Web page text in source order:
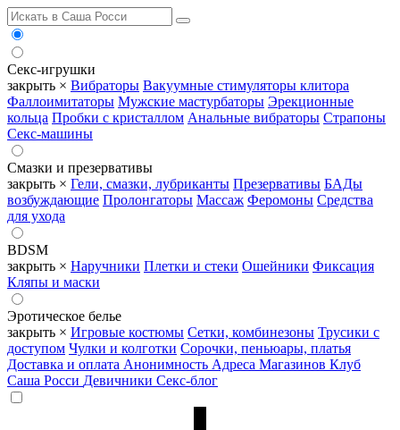
Секс-игрушки
закрыть × Вибраторы Вакуумные стимуляторы клитора
Фаллоимитаторы Мужские мастурбаторы Эрекционные
кольца Пробки с кристаллом Анальные вибраторы Страпоны
Секс-машины
Смазки и презервативы
закрыть × Гели, смазки, лубриканты Презервативы БАДы
возбуждающие Пролонгаторы Массаж Феромоны Средства
для ухода
BDSM
закрыть × Наручники Плетки и стеки Ошейники Фиксация
Кляпы и маски
Эротическое белье
закрыть × Игровые костюмы Сетки, комбинезоны Трусики с
доступом Чулки и колготки Сорочки, пеньюары, платья
Доставка и оплата Анонимность Адреса Магазинов Клуб
Саша Росси Девичники Секс-блог